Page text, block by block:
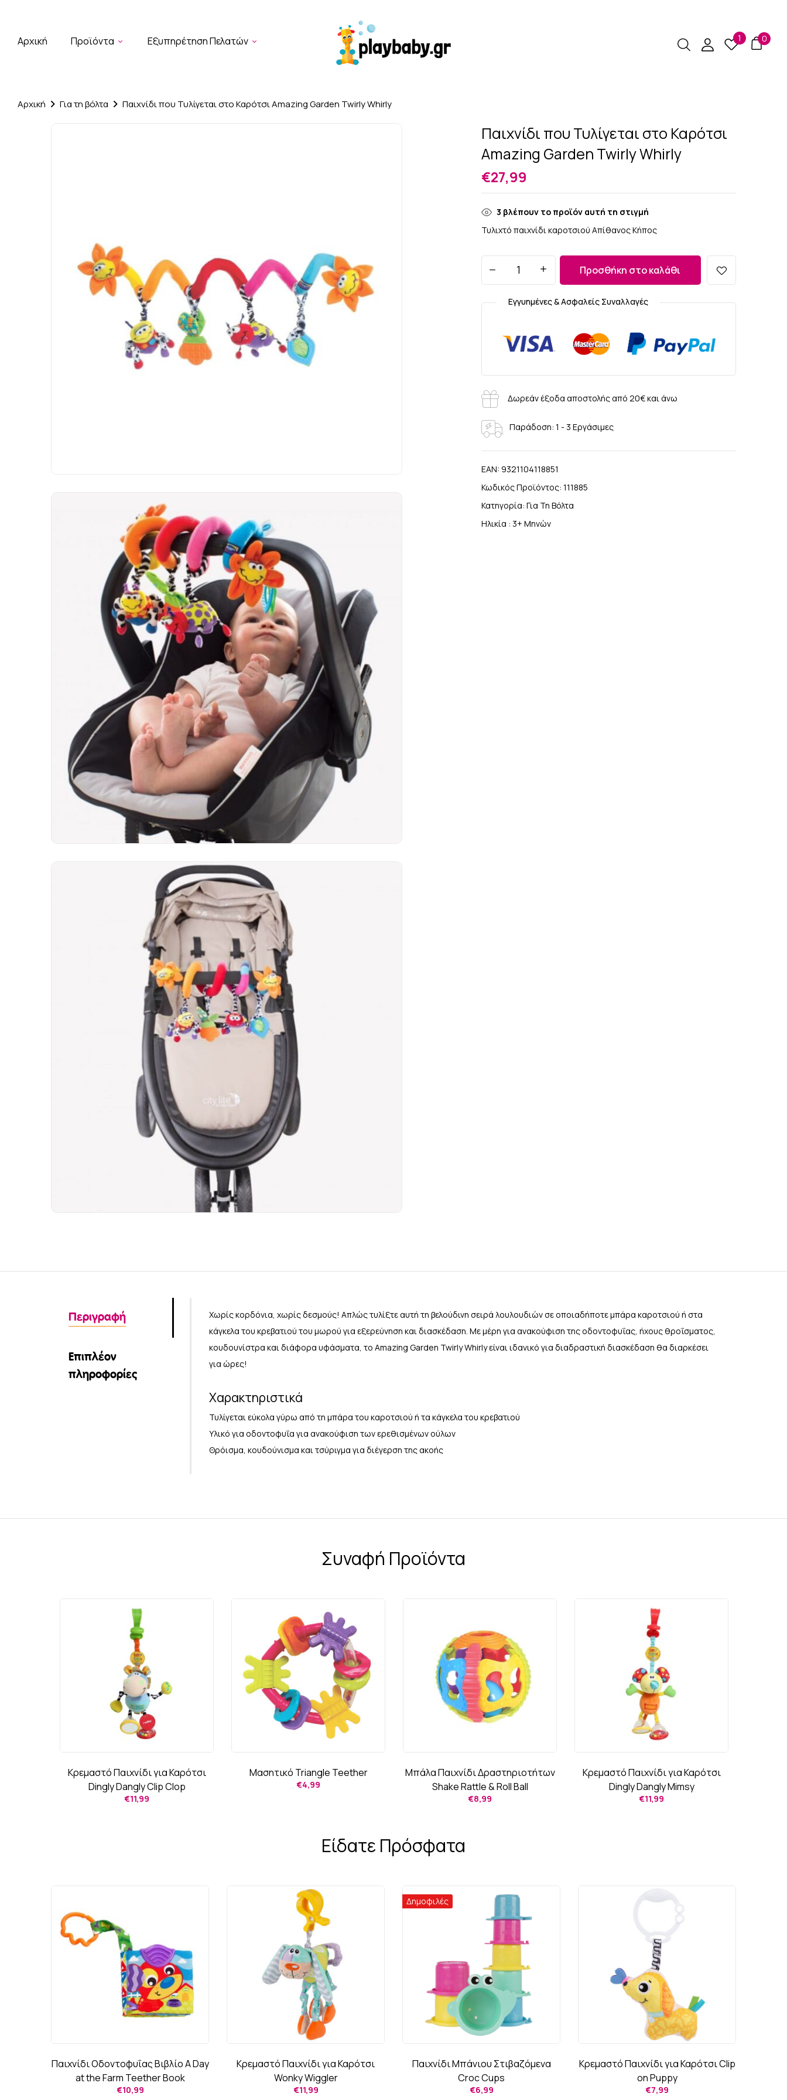
Αρχική Προϊόντα Εξυπηρέτηση Πελατών 1 0
Αρχική Για τη βόλτα Παιχνίδι που Τυλίγεται στο Καρότσι Amazing Garden Twirly Whirly
Παιχνίδι που Τυλίγεται στο Καρότσι
Amazing Garden Twirly Whirly
€27,99
3 βλέπουν το προϊόν αυτή τη στιγμή
Τυλιχτό παιχνίδι καροτσιού Απίθανος Κήπος
Προσθήκη στο καλάθι
Εγγυημένες & Ασφαλείς Συναλλαγές
Δωρεάν έξοδα αποστολής από 20€ και άνω
Παράδοση: 1 - 3 Εργάσιμες
EAN: 9321104118851
Κωδικός Προϊόντος: 111885
Κατηγορία: Για Τη Βόλτα
Ηλικία : 3+ Μηνών
Περιγραφή
Επιπλέον
πληροφορίες
Χωρίς κορδόνια, χωρίς δεσμούς! Απλώς τυλίξτε αυτή τη βελούδινη σειρά λουλουδιών σε οποιαδήποτε μπάρα καροτσιού ή στα
κάγκελα του κρεβατιού του μωρού για εξερεύνηση και διασκέδαση. Με μέρη για ανακούφιση της οδοντοφυΐας, ήχους θροΐσματος,
κουδουνίστρα και διάφορα υφάσματα, το Amazing Garden Twirly Whirly είναι ιδανικό για διαδραστική διασκέδαση θα διαρκέσει
για ώρες!
Χαρακτηριστικά
Τυλίγεται εύκολα γύρω από τη μπάρα του καροτσιού ή τα κάγκελα του κρεβατιού
Υλικό για οδοντοφυΐα για ανακούφιση των ερεθισμένων ούλων
Θρόισμα, κουδούνισμα και τσύριγμα για διέγερση της ακοής
Συναφή Προϊόντα
Κρεμαστό Παιχνίδι για Καρότσι
Dingly Dangly Clip Clop
€11,99
Μασητικό Triangle Teether
€4,99
Μπάλα Παιχνίδι Δραστηριοτήτων
Shake Rattle & Roll Ball
€8,99
Κρεμαστό Παιχνίδι για Καρότσι
Dingly Dangly Mimsy
€11,99
Είδατε Πρόσφατα
Παιχνίδι Οδοντοφυΐας Βιβλίο A Day
at the Farm Teether Book
€10,99
Κρεμαστό Παιχνίδι για Καρότσι
Wonky Wiggler
€11,99
Δημοφιλές
Παιχνίδι Μπάνιου Στιβαζόμενα
Croc Cups
€6,99
Κρεμαστό Παιχνίδι για Καρότσι Clip
on Puppy
€7,99